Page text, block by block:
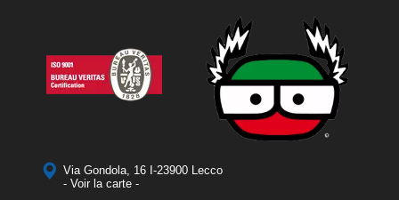
Via Gondola, 16 I-23900 Lecco
- Voir la carte -